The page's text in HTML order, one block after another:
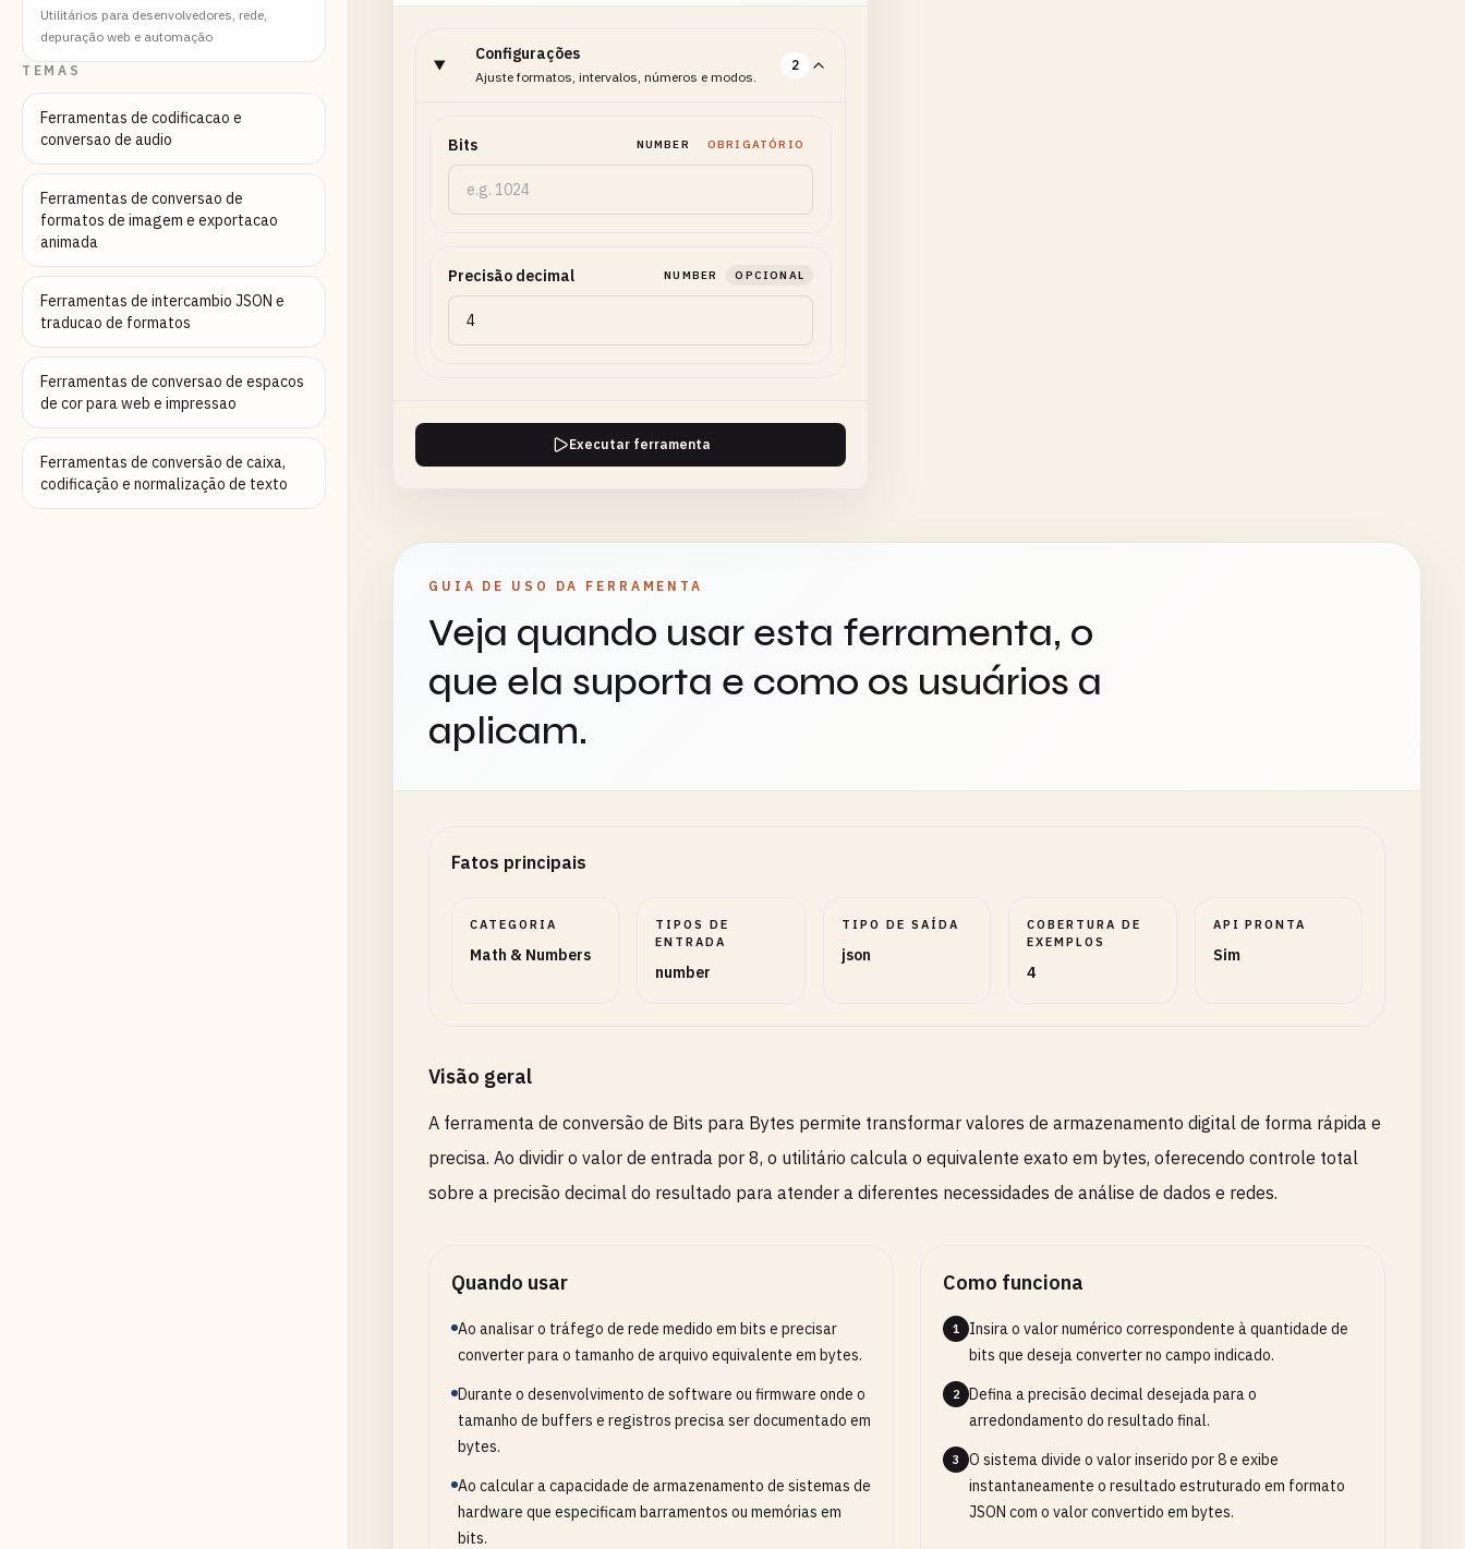
Utilitários para desenvolvedores, rede,
depuração web e automação
TEMAS
Ferramentas de codificacao e
conversao de audio
Ferramentas de conversao de
formatos de imagem e exportacao
animada
Ferramentas de intercambio JSON e
traducao de formatos
Ferramentas de conversao de espacos
de cor para web e impressao
Ferramentas de conversão de caixa,
codificação e normalização de texto
Configurações
Ajuste formatos, intervalos, números e modos.
2
Bits NUMBER OBRIGATÓRIO
Precisão decimal NUMBER OPCIONAL
Executar ferramenta
GUIA DE USO DA FERRAMENTA
Veja quando usar esta ferramenta, o
que ela suporta e como os usuários a
aplicam.
Fatos principais
CATEGORIA
Math & Numbers
TIPOS DE
ENTRADA
number
TIPO DE SAÍDA
json
COBERTURA DE
EXEMPLOS
4
API PRONTA
Sim
Visão geral
A ferramenta de conversão de Bits para Bytes permite transformar valores de armazenamento digital de forma rápida e
precisa. Ao dividir o valor de entrada por 8, o utilitário calcula o equivalente exato em bytes, oferecendo controle total
sobre a precisão decimal do resultado para atender a diferentes necessidades de análise de dados e redes.
Quando usar
Ao analisar o tráfego de rede medido em bits e precisar
converter para o tamanho de arquivo equivalente em bytes.
Durante o desenvolvimento de software ou firmware onde o
tamanho de buffers e registros precisa ser documentado em
bytes.
Ao calcular a capacidade de armazenamento de sistemas de
hardware que especificam barramentos ou memórias em
bits.
Como funciona
1
Insira o valor numérico correspondente à quantidade de
bits que deseja converter no campo indicado.
2
Defina a precisão decimal desejada para o
arredondamento do resultado final.
3
O sistema divide o valor inserido por 8 e exibe
instantaneamente o resultado estruturado em formato
JSON com o valor convertido em bytes.